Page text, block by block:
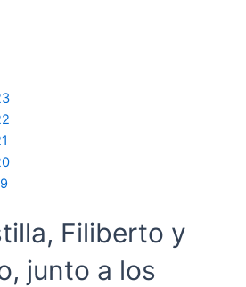
Filiberto y
junto a los